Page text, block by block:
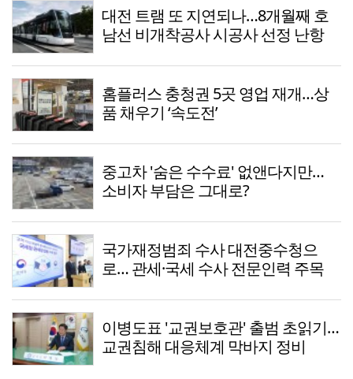
대전 트램 또 지연되나…8개월째 호
남선 비개착공사 시공사 선정 난항
홈플러스 충청권 5곳 영업 재개…상
품 채우기 ‘속도전’
중고차 '숨은 수수료' 없앤다지만…
소비자 부담은 그대로?
국가재정범죄 수사 대전중수청으
로… 관세·국세 수사 전문인력 주목
이병도표 '교권보호관' 출범 초읽기…
교권침해 대응체계 막바지 정비